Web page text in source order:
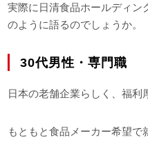
実際に日清食品ホールディン
のように語るのでしょうか。
30代男性・専門職
日本の老舗企業らしく、福利
もともと食品メーカー希望